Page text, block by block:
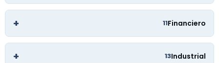
Financiero
11
+
Industrial
13
+